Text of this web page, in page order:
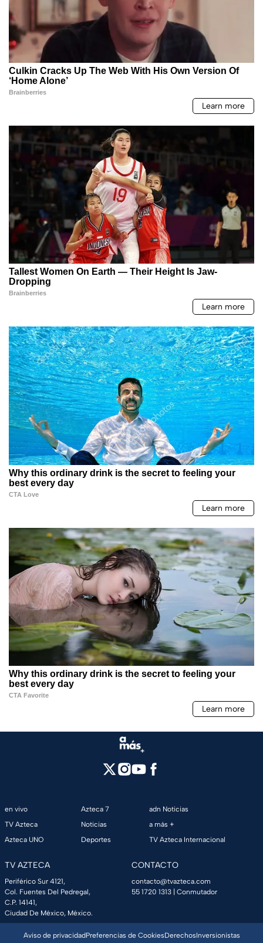
en vivo
TV Azteca
Azteca UNO
Azteca 7
Noticias
Deportes
adn Noticias
a más +
TV Azteca Internacional
TV AZTECA
Periférico Sur 4121,
Col. Fuentes Del Pedregal,
C.P. 14141,
Ciudad De México, México.
CONTACTO
contacto@tvazteca.com
55 1720 1313 | Conmutador
Aviso de privacidadPreferencias de CookiesDerechosInversionistas